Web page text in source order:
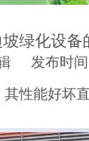
绿化设备
发布时间
性能好坏